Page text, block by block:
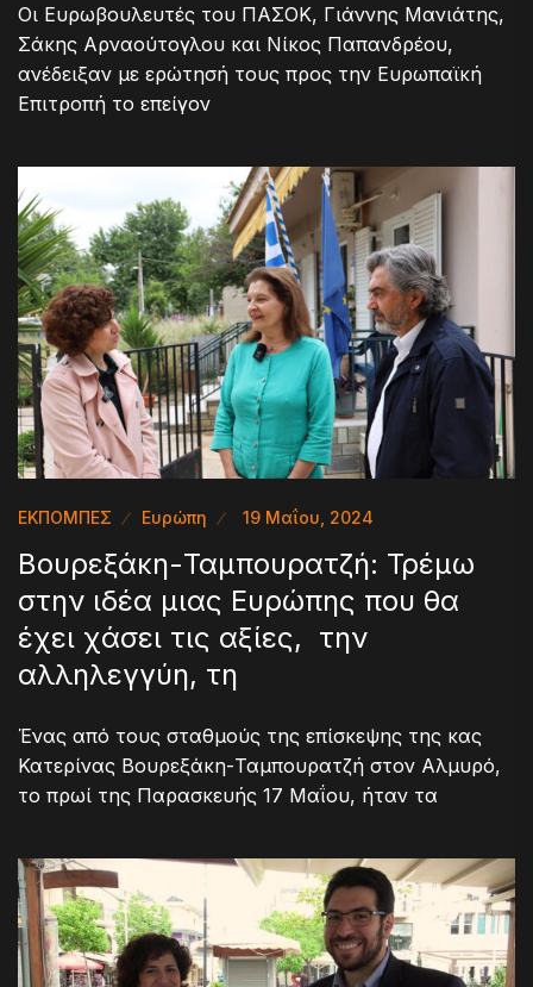
Οι Ευρωβουλευτές του ΠΑΣΟΚ, Γιάννης Μανιάτης,
Σάκης Αρναούτογλου και Νίκος Παπανδρέου,
ανέδειξαν με ερώτησή τους προς την Ευρωπαϊκή
Επιτροπή το επείγον
ΕΚΠΟΜΠΕΣ Ευρώπη 19 Μαΐου, 2024
Βουρεξάκη-Ταμπουρατζή: Τρέμω
στην ιδέα μιας Ευρώπης που θα
έχει χάσει τις αξίες, την
αλληλεγγύη, τη
Ένας από τους σταθμούς της επίσκεψης της κας
Κατερίνας Βουρεξάκη-Ταμπουρατζή στον Αλμυρό,
το πρωί της Παρασκευής 17 Μαΐου, ήταν τα